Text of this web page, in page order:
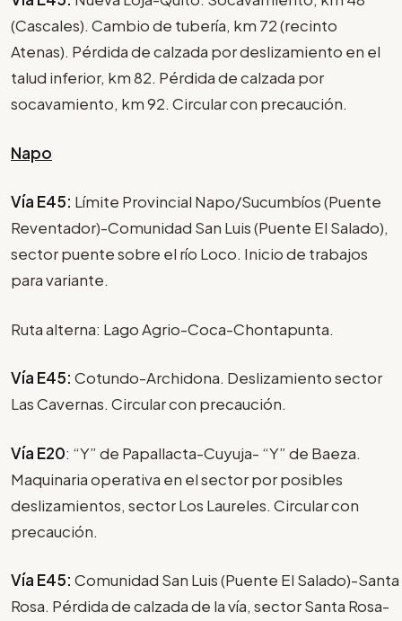
(Cascales). Cambio de tubería, km 72 (recinto
Atenas). Pérdida de calzada por deslizamiento en el
talud inferior, km 82. Pérdida de calzada por
socavamiento, km 92. Circular con precaución.
Napo
Vía E45: Límite Provincial Napo/Sucumbíos (Puente
Reventador)-Comunidad San Luis (Puente El Salado),
sector puente sobre el río Loco. Inicio de trabajos
para variante.
Ruta alterna: Lago Agrio-Coca-Chontapunta.
Vía E45: Cotundo-Archidona. Deslizamiento sector
Las Cavernas. Circular con precaución.
Vía E20: “Y” de Papallacta-Cuyuja- “Y” de Baeza.
Maquinaria operativa en el sector por posibles
deslizamientos, sector Los Laureles. Circular con
precaución.
Vía E45: Comunidad San Luis (Puente El Salado)-Santa
Rosa. Pérdida de calzada de la vía, sector Santa Rosa-